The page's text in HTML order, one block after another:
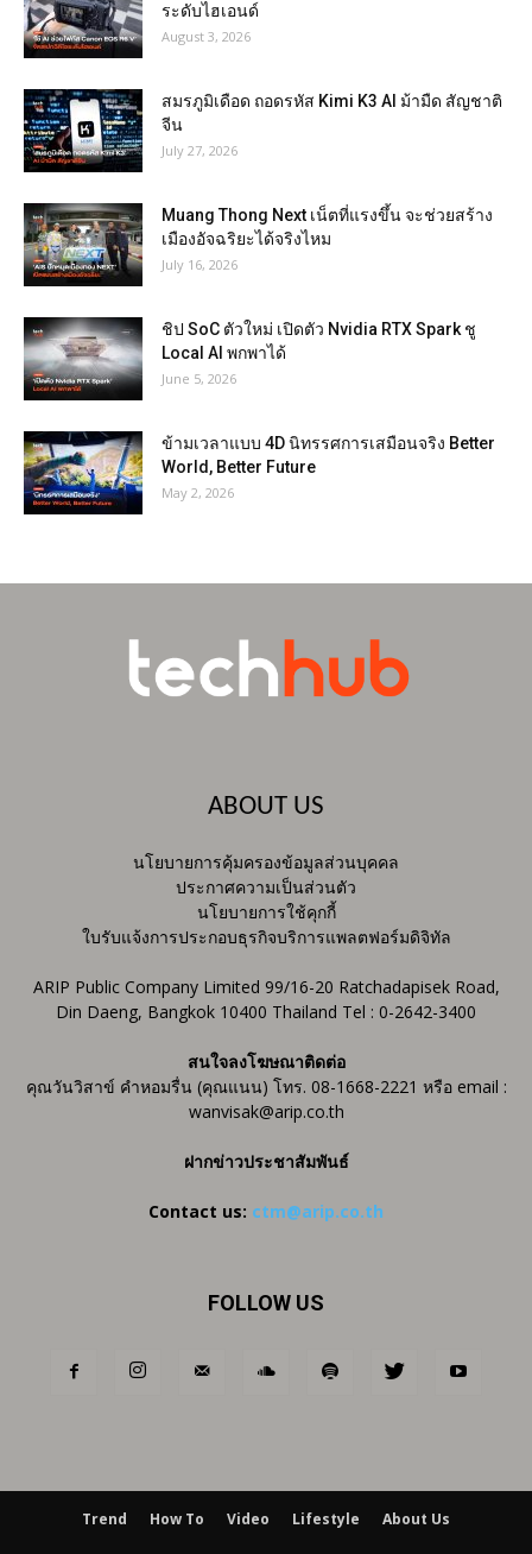
ระดับไฮเอนด์
August 3, 2026
สมรภูมิเดือด ถอดรหัส Kimi K3 AI ม้ามืด สัญชาติ
จีน
July 27, 2026
Muang Thong Next เน็ตที่แรงขึ้น จะช่วยสร้าง
เมืองอัจฉริยะได้จริงไหม
July 16, 2026
ชิป SoC ตัวใหม่ เปิดตัว Nvidia RTX Spark ชู
Local AI พกพาได้
June 5, 2026
ข้ามเวลาแบบ 4D นิทรรศการเสมือนจริง Better
World, Better Future
May 2, 2026
ABOUT US
นโยบายการคุ้มครองข้อมูลส่วนบุคคล
ประกาศความเป็นส่วนตัว
นโยบายการใช้คุกกี้
ใบรับแจ้งการประกอบธุรกิจบริการแพลตฟอร์มดิจิทัล
ARIP Public Company Limited 99/16-20 Ratchadapisek Road,
Din Daeng, Bangkok 10400 Thailand Tel : 0-2642-3400
สนใจลงโฆษณาติดต่อ
คุณวันวิสาข์ คำหอมรื่น (คุณแนน) โทร. 08-1668-2221 หรือ email :
wanvisak@arip.co.th
ฝากข่าวประชาสัมพันธ์
Contact us: ctm@arip.co.th
FOLLOW US
Trend How To Video Lifestyle About Us